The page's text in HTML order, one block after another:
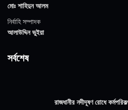
মোঃ শাহিদুন আলম
নির্বাহি সম্পাদক
আলাউদ্দিন ভুইয়া
সর্বশেষ
রাজধানীর নদীদূষণ রোধে